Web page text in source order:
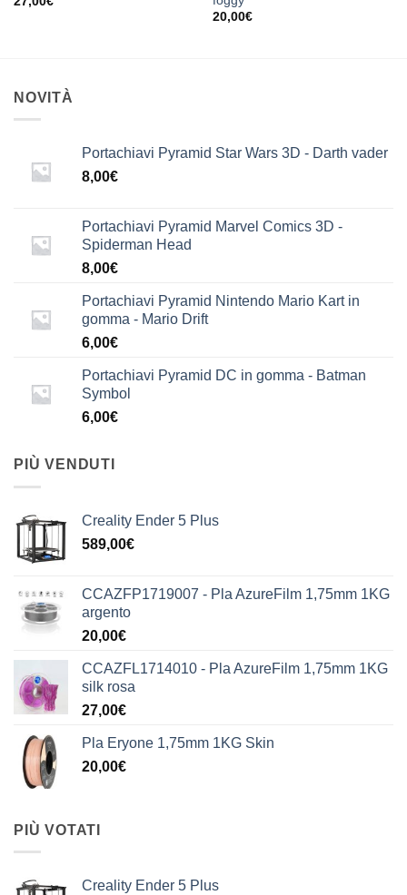
20,00€
NOVITÀ
Portachiavi Pyramid Star Wars 3D - Darth vader
8,00€
Portachiavi Pyramid Marvel Comics 3D -
Spiderman Head
8,00€
Portachiavi Pyramid Nintendo Mario Kart in
gomma - Mario Drift
6,00€
Portachiavi Pyramid DC in gomma - Batman
Symbol
6,00€
PIÙ VENDUTI
Creality Ender 5 Plus
589,00€
CCAZFP1719007 - Pla AzureFilm 1,75mm 1KG
argento
20,00€
CCAZFL1714010 - Pla AzureFilm 1,75mm 1KG
silk rosa
27,00€
Pla Eryone 1,75mm 1KG Skin
20,00€
PIÙ VOTATI
Creality Ender 5 Plus